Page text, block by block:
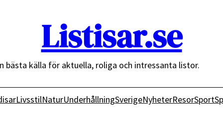
Listisar.se
bästa källa för aktuella, roliga och intressanta listor.
LivsstilNaturUnderhållningSverigeNyheterResorSport